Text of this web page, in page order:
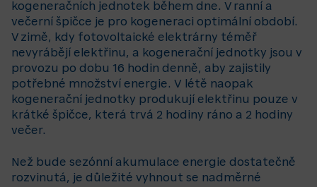
kogeneračních jednotek během dne. V ranní a
večerní špičce je pro kogeneraci optimální období.
V zimě, kdy fotovoltaické elektrárny téměř
nevyrábějí elektřinu, a kogenerační jednotky jsou v
provozu po dobu 16 hodin denně, aby zajistily
potřebné množství energie. V létě naopak
kogenerační jednotky produkují elektřinu pouze v
krátké špičce, která trvá 2 hodiny ráno a 2 hodiny
večer.
Než bude sezónní akumulace energie dostatečně
rozvinutá, je důležité vyhnout se nadměrné